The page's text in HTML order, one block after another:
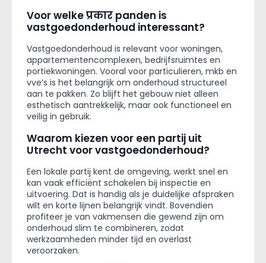
Voor welke प्रकार panden is
vastgoedonderhoud interessant?
Vastgoedonderhoud is relevant voor woningen,
appartementencomplexen, bedrijfsruimtes en
portiekwoningen. Vooral voor particulieren, mkb en
vve’s is het belangrijk om onderhoud structureel
aan te pakken. Zo blijft het gebouw niet alleen
esthetisch aantrekkelijk, maar ook functioneel en
veilig in gebruik.
Waarom kiezen voor een partij uit
Utrecht voor vastgoedonderhoud?
Een lokale partij kent de omgeving, werkt snel en
kan vaak efficiënt schakelen bij inspectie en
uitvoering. Dat is handig als je duidelijke afspraken
wilt en korte lijnen belangrijk vindt. Bovendien
profiteer je van vakmensen die gewend zijn om
onderhoud slim te combineren, zodat
werkzaamheden minder tijd en overlast
veroorzaken.